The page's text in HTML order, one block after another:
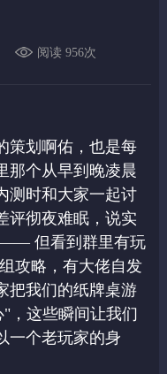
阅读 956次
策划啊佑，也是每
那个从早到晚凌晨
测时和大家一起讨
评彻夜难眠，说实
—— 但看到群里有玩
攻略，有大佬自发
把我们的纸牌桌游
，这些瞬间让我们
一个老玩家的身